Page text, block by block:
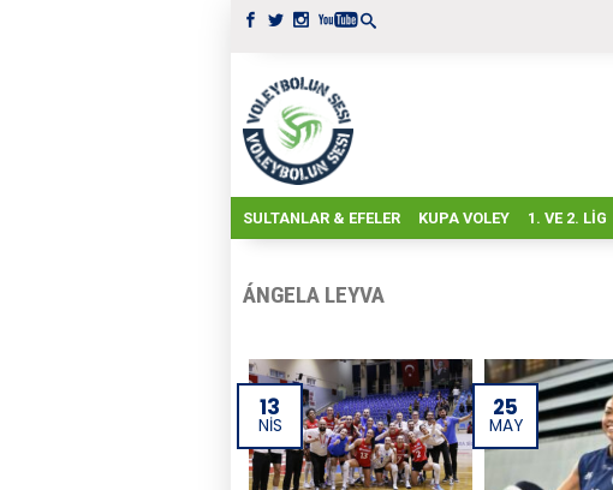
SULTANLAR & EFELER KUPA VOLEY 1. VE 2. LIG
ÁNGELA LEYVA
13
NIS
25
MAY